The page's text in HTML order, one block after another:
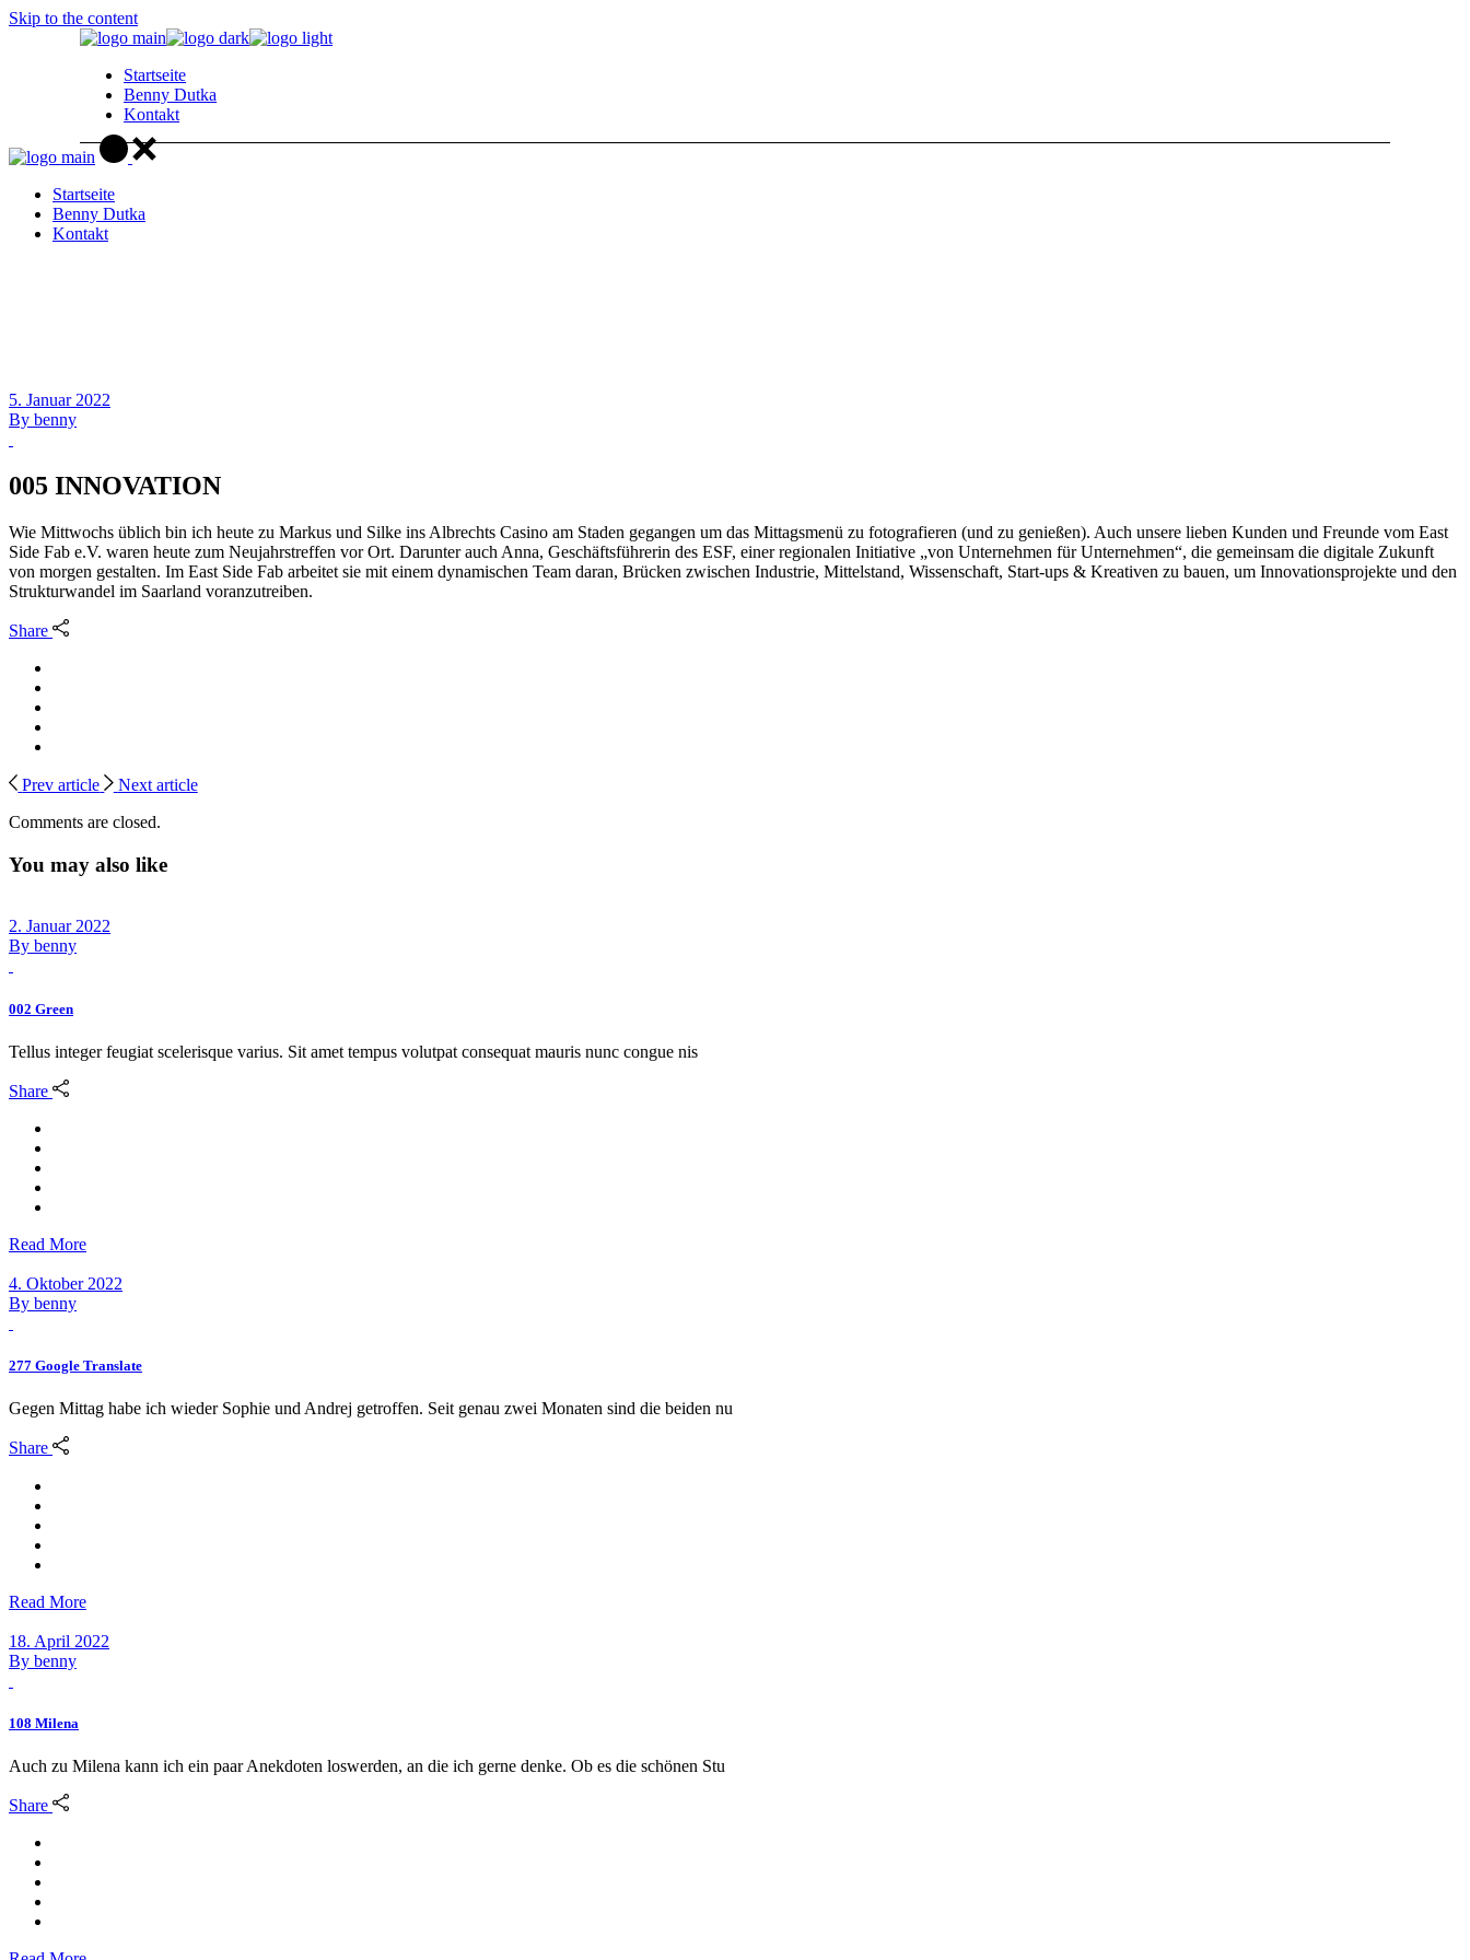
Skip to the content
Startseite
Benny Dutka
Kontakt
Startseite
Benny Dutka
Kontakt
5. Januar 2022
By benny
005 INNOVATION
Wie Mittwochs üblich bin ich heute zu Markus und Silke ins Albrechts Casino am Staden gegangen um das Mittagsmenü zu fotografieren (und zu genießen). Auch unsere lieben Kunden und Freunde vom East
Side Fab e.V. waren heute zum Neujahrstreffen vor Ort. Darunter auch Anna, Geschäftsführerin des ESF, einer regionalen Initiative „von Unternehmen für Unternehmen“, die gemeinsam die digitale Zukunft
von morgen gestalten. Im East Side Fab arbeitet sie mit einem dynamischen Team daran, Brücken zwischen Industrie, Mittelstand, Wissenschaft, Start-ups & Kreativen zu bauen, um Innovationsprojekte und den
Strukturwandel im Saarland voranzutreiben.
Share
Prev article
Next article
Comments are closed.
You may also like
2. Januar 2022
By benny
002 Green
Tellus integer feugiat scelerisque varius. Sit amet tempus volutpat consequat mauris nunc congue nis
Share
Read More
4. Oktober 2022
By benny
277 Google Translate
Gegen Mittag habe ich wieder Sophie und Andrej getroffen. Seit genau zwei Monaten sind die beiden nu
Share
Read More
18. April 2022
By benny
108 Milena
Auch zu Milena kann ich ein paar Anekdoten loswerden, an die ich gerne denke. Ob es die schönen Stu
Share